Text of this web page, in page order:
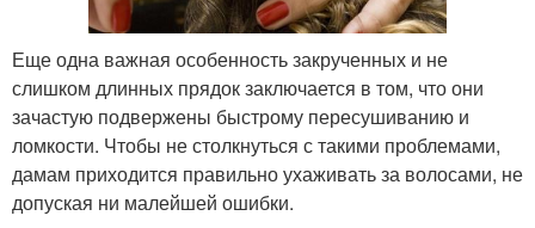
Еще одна важная особенность закрученных и не
слишком длинных прядок заключается в том, что они
зачастую подвержены быстрому пересушиванию и
ломкости. Чтобы не столкнуться с такими проблемами,
дамам приходится правильно ухаживать за волосами, не
допуская ни малейшей ошибки.